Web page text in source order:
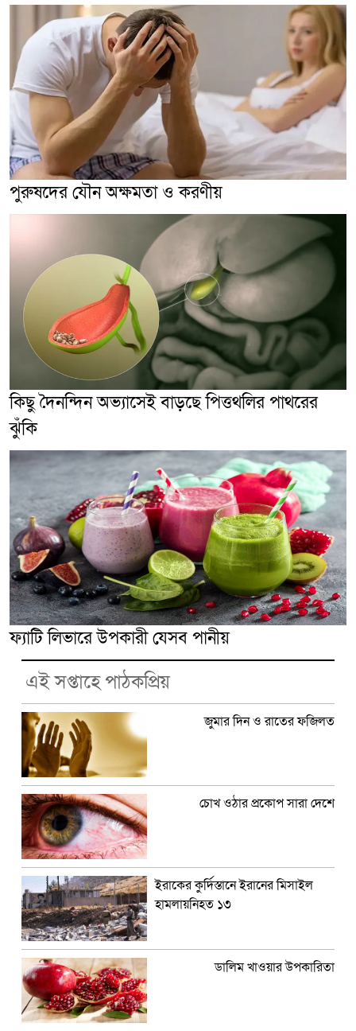
পুরুষদের যৌন অক্ষমতা ও করণীয়
কিছু দৈনন্দিন অভ্যাসেই বাড়ছে পিত্তথলির পাথরের
ঝুঁকি
ফ্যাটি লিভারে উপকারী যেসব পানীয়
এই সপ্তাহে পাঠকপ্রিয়
জুমার দিন ও রাতের ফজিলত
চোখ ওঠার প্রকোপ সারা দেশে
ইরাকের কুর্দিস্তানে ইরানের মিসাইল
হামলায়নিহত ১৩
ডালিম খাওয়ার উপকারিতা